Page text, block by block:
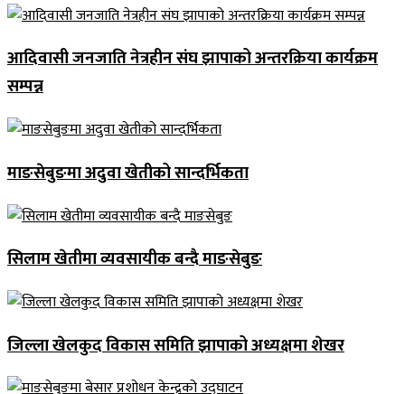
आदिवासी जनजाति नेत्रहीन संघ झापाको अन्तरक्रिया कार्यक्रम
सम्पन्न
माङसेबुङमा अदुवा खेतीको सान्दर्भिकता
सिलाम खेतीमा व्यवसायीक बन्दै माङसेबुङ
जिल्ला खेलकुद विकास समिति झापाको अध्यक्षमा शेखर